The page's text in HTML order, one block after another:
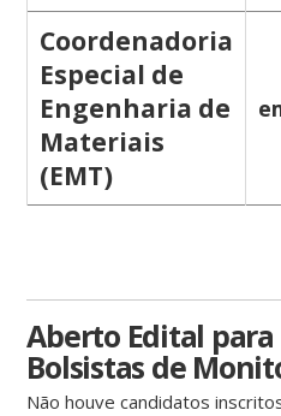
Coordenadoria
Especial de
Engenharia de
Materiais
(EMT)
Aberto Edital para
Bolsistas de
Não houve candidatos